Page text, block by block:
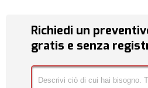
Richiedi un
gratis e senza